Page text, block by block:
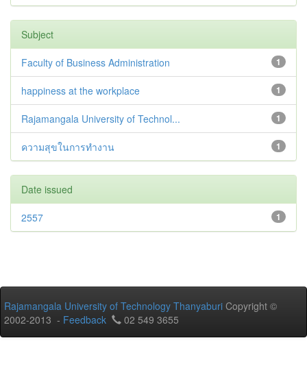
Subject
1
Faculty of Business Administration
1
happiness at the workplace
1
Rajamangala University of Technol...
1
ความสุขในการทำงาน
Date issued
1
2557
Rajamangala University of Technology Thanyaburi Copyright ©
2002-2013 - Feedback 02 549 3655